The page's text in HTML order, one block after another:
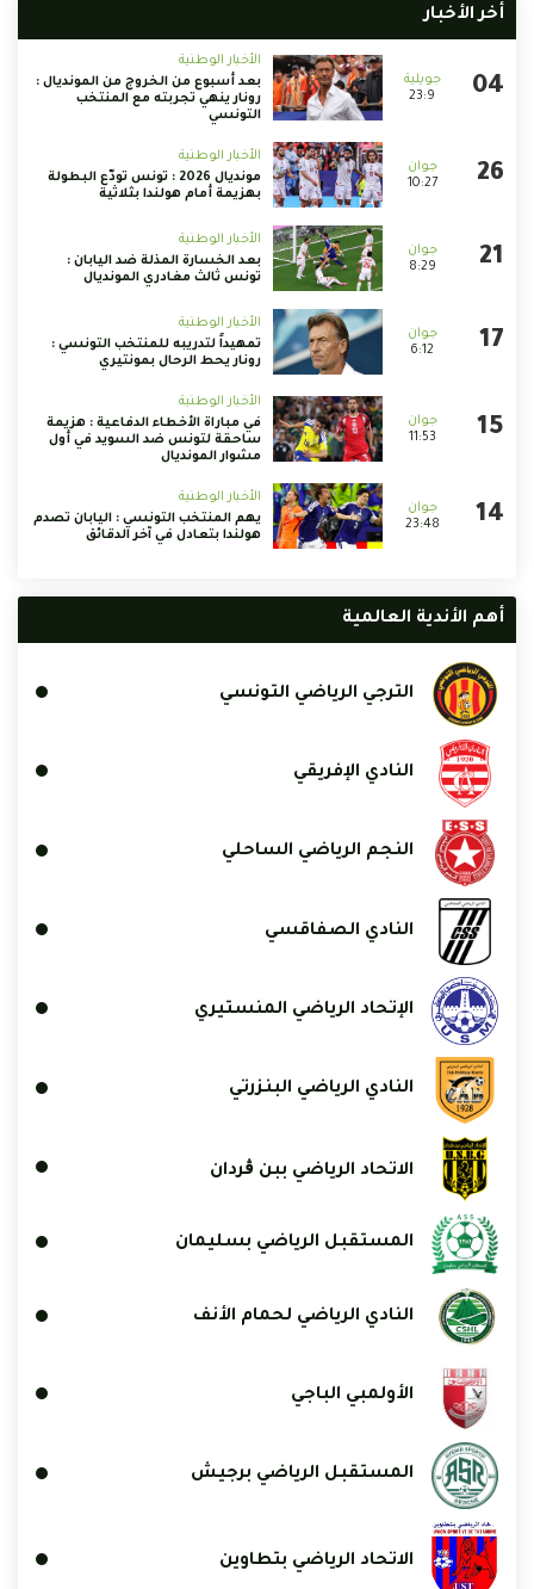
أخر الأخبار
23:9
الأخبار الوطنية
بعد أسبوع من الخروج من المونديال :
رونار ينهي تجربته مع المنتخب
التونسي
10:27
الأخبار الوطنية
مونديال 2026 : تونس تودّع البطولة
بهزيمة أمام هولندا بثلاثية
8:29
الأخبار الوطنية
بعد الخسارة المذلة ضد اليابان :
تونس ثالث مغادري المونديال
6:12
الأخبار الوطنية
تمهيداً لتدريبه للمنتخب التونسي :
رونار يحط الرحال بمونتيري
11:53
الأخبار الوطنية
في مباراة الأخطاء الدفاعية : هزيمة
ساحقة لتونس ضد السويد في أول
مشوار المونديال
23:48
الأخبار الوطنية
يهم المنتخب التونسي : اليابان تصدم
هولندا بتعادل في آخر الدقائق
أهم الأندية العالمية
الترجي الرياضي التونسي
النادي الإفريقي
النجم الرياضي الساحلي
النادي الصفاقسي
الإتحاد الرياضي المنستيري
النادي الرياضي البنزرتي
الاتحاد الرياضي ببن ڨردان
المستقبل الرياضي بسليمان
النادي الرياضي لحمام الأنف
الأولمبي الباجي
المستقبل الرياضي برجيش
الاتحاد الرياضي بتطاوين